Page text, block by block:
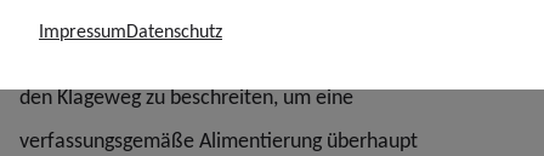
den Klageweg zu beschreiten, um eine
verfassungsgemäße Alimentierung überhaupt
ImpressumDatenschutz